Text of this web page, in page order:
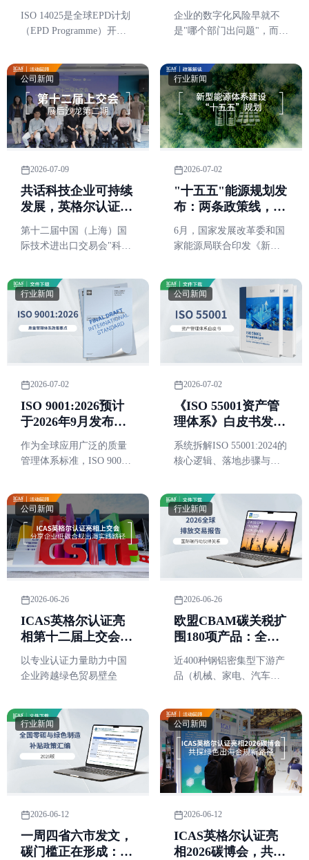
迎来近20年最重要一
次修订
ISO 14025是全球EPD计划
（EPD Programme）开展
（LCA）的环境声明工作
的基础性标准，这次换版
将直接影响各国EPD计划
未来的运行规则。
ISO20000与
ISO27001双体系看
IT服务与信息安全的
企业的数字化风险早就不
是"哪个部门出问题"，而是
安全，正在互相牵连。这
也是ISO 20000与ISO 27001
这两个体系，最近被越来
越多企业放在一起谈的原
因。
公司新闻
2026-07-09
共话科技企业可持续
发展，英格尔认证协
办第十二届上交
会"科技创新·活力张
江"专区展后沙龙
第十二届中国（上海）国
际技术进出口交易会"科技
龙（第二期）在中企视讯
北外滩中心举办
行业新闻
2026-07-02
"十五五"能源规划发
布：两条政策线，指
向企业低碳管理的两
个核心动作
6月，国家发展改革委和国
家能源局联合印发《新型
划》（发改能源〔2026〕
884号）。
行业新闻
2026-07-02
ISO 9001:2026预计
于2026年9月发布：
主要变化与过渡时间
表
作为全球应用广泛的质量
管理体系标准，ISO 9001
ISO 9001:2026预计于2026
年9月正式发布。
公司新闻
2026-07-02
《ISO 55001资产管
理体系》白皮书发
布！把"沉重资产"盘
活成"增值引擎"
系统拆解ISO 55001:2024的
核心逻辑、落地步骤与认
证案例
公司新闻
2026-06-26
ICAS英格尔认证亮
相第十二届上交会，
分享企业低碳合规出
海实践路径
以专业认证力量助力中国
企业跨越绿色贸易壁垒
行业新闻
2026-06-26
欧盟CBAM碳关税扩
围180项产品：全球
碳定价"硬约束"时
代，企业出海碳账怎
么算？
近400种钢铝密集型下游产
品（机械、家电、汽车零
行业新闻
2026-06-12
一周四省六市发文，
碳门槛正在形成：企
公司新闻
2026-06-12
ICAS英格尔认证亮
相2026碳博会，共探